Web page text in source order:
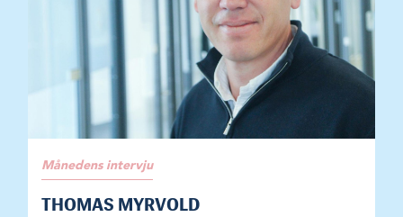
Månedens intervju
THOMAS MYRVOLD